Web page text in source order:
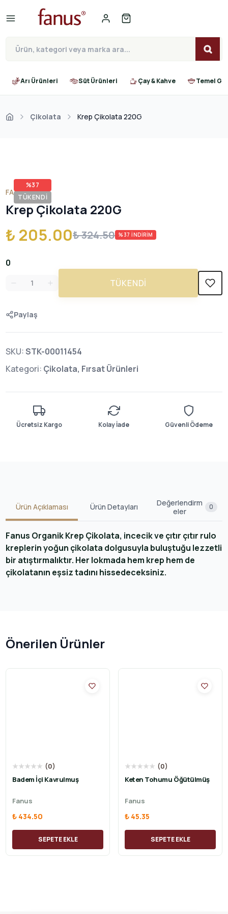
Arı Ürünleri Süt Ürünleri Çay & Kahve Temel
Çikolata Krep Çikolata 220G
%37
TÜKENDI
FANUS
Krep Çikolata 220G
₺ 205.00₺ 324.50 % 37 İNDIRIM
0
TÜKENDI
Paylaş
SKU:STK-00011454
Kategori: Çikolata, Fırsat Ürünleri
Ücretsiz Kargo Kolay İade Güvenli Ödeme
Ürün Açıklaması Ürün Detayları
Değerlendirm
eler
0
Fanus Organik Krep Çikolata, incecik ve çıtır çıtır rulo
kreplerin yoğun çikolata dolgusuyla buluştuğu lezzetli
bir atıştırmalıktır. Her lokmada hem krep hem de
çikolatanın eşsiz tadını hissedeceksiniz.
Önerilen Ürünler
★★★★★ (0)
Badem İçi Kavrulmuş
Fanus
₺ 434.50
SEPETE EKLE
★★★★★ (0)
Keten Tohumu Öğütülmüş
Fanus
₺ 45.35
SEPETE EKLE